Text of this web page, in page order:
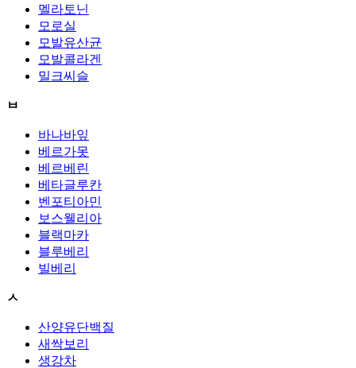
멜라토닌
모로실
모발유산균
모발콜라겐
밀크씨슬
ㅂ
바나바잎
베르가못
베르베린
베타글루칸
벤포티아민
보스웰리아
블랙마카
블루베리
빌베리
ㅅ
산양유단백질
새싹보리
생강차